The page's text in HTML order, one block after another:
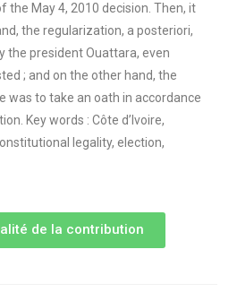
the May 4, 2010 decision. Then, it
the regularization, a posteriori,
the president Ouattara, even
; and on the other hand, the
was to take an oath in accordance
Key words : Côte d’Ivoire,
legality, election,
de la contribution